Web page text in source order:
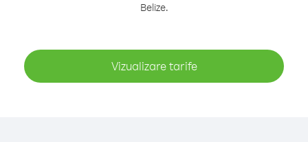
Belize.
Vizualizare tarife